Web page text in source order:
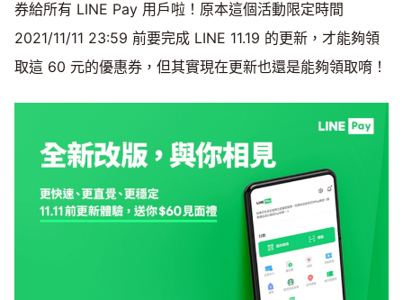
券給所有 LINE Pay 用戶啦！原本這個活動限定時間
2021/11/11 23:59 前要完成 LINE 11.19 的更新，才能夠領
取這 60 元的優惠券，但其實現在更新也還是能夠領取唷！